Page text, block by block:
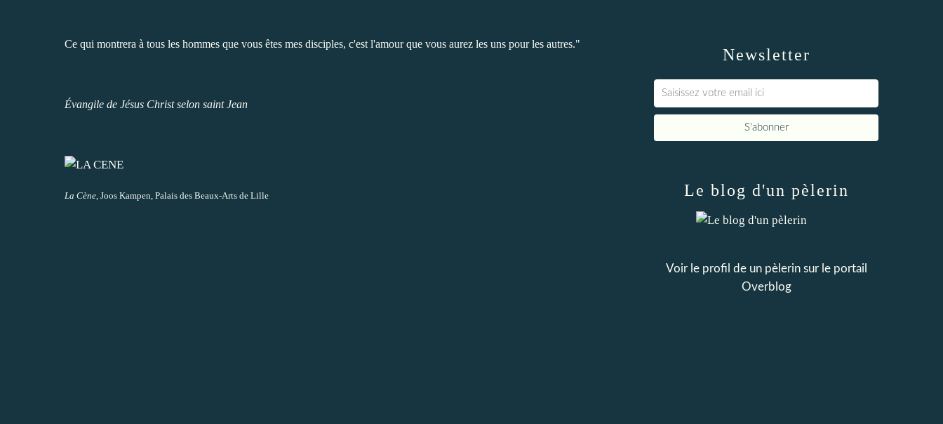
Ce qui montrera à tous les hommes que vous êtes mes disciples, c'est l'amour que vous aurez les uns pour les autres."
Évangile de Jésus Christ selon saint Jean
La Cène , Joos Kampen, Palais des Beaux-Arts de Lille
Newsletter
Le blog d'un pèlerin
Voir le profil de un pèlerinsur le portail
Overblog